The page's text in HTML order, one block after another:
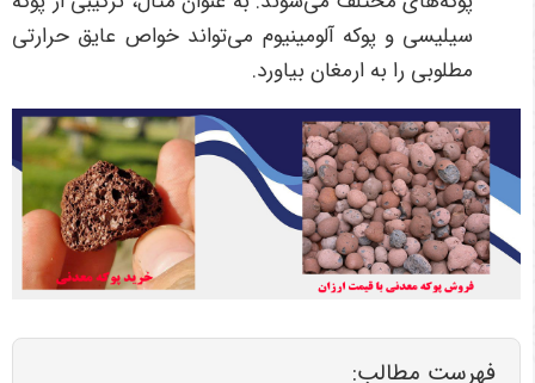
سیلیسی و پوکه آلومینیوم می‌تواند خواص عایق حرارتی
مطلوبی را به ارمغان بیاورد.
فهرست مطالب: